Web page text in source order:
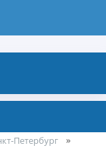
Петербург